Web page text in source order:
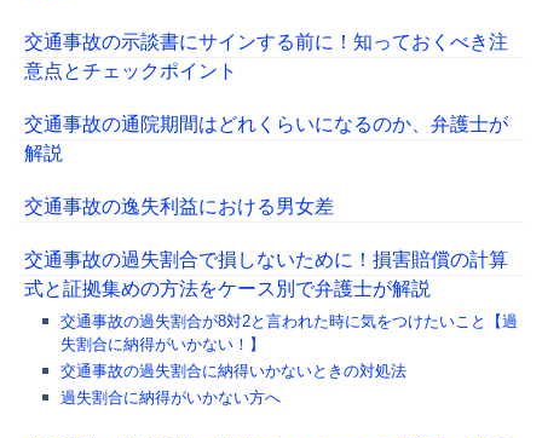
交通事故の示談書にサインする前に！知っておくべき注
意点とチェックポイント
交通事故の通院期間はどれくらいになるのか、弁護士が
解説
交通事故の逸失利益における男女差
交通事故の過失割合で損しないために！損害賠償の計算
式と証拠集めの方法をケース別で弁護士が解説
交通事故の過失割合が8対2と言われた時に気をつけたいこと【過
失割合に納得がいかない！】
交通事故の過失割合に納得いかないときの対処法
過失割合に納得がいかない方へ